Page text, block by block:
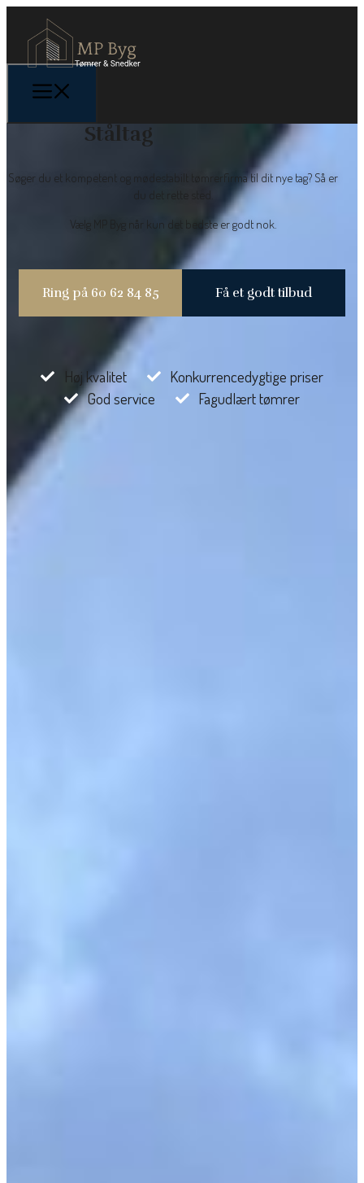
Ståltag
Søger du et kompetent og mødestabilt tømrerfirma til dit nye tag? Så er
du det rette sted.
Vælg MP Byg når kun det bedste er godt nok.
Ring på 60 62 84 85 Få et godt tilbud
Høj kvalitet
Konkurrencedygtige priser
God service
Fagudlært tømrer